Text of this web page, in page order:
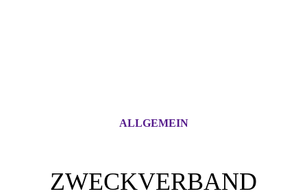
ALLGEMEIN
ZWECKVERBAND